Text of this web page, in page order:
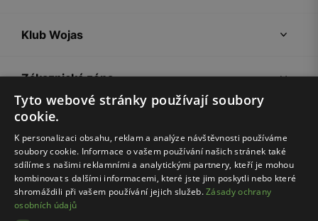
Klub Wojas
Zákaznická zóna
Společnost Wojas
Rady
Tyto webové stránky používají soubory
cookie.
K personalizaci obsahu, reklam a analýze návštěvnosti používáme
soubory cookie. Informace o vašem používání našich stránek také
sdílíme s našimi reklamními a analytickými partnery, kteří je mohou
kombinovat s dalšími informacemi, které jste jim poskytli nebo které
shromáždili při vašem používání jejich služeb.Zásady ochrany
osobních údajů